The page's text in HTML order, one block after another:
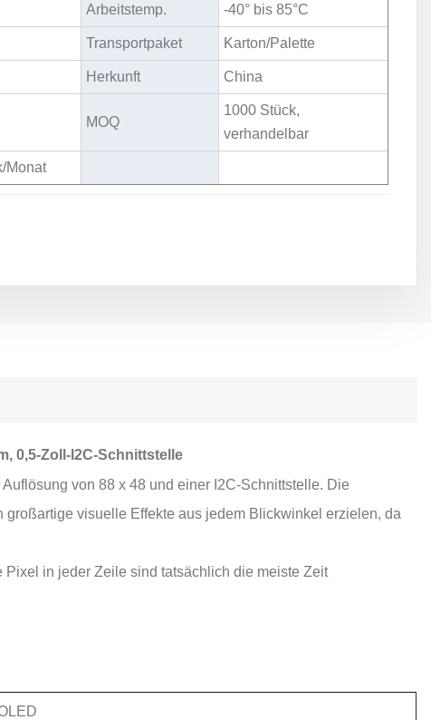
Arbeitstemp. -40° bis 85°C
Transportpaket Karton/Palette
Herkunft China
MOQ
1000 Stück,
verhandelbar
Monat
0,5-Zoll-I2C-Schnittstelle
von 88 x 48 und einer I2C-Schnittstelle. Die
visuelle Effekte aus jedem Blickwinkel erzielen, da
in jeder Zeile sind tatsächlich die meiste Zeit